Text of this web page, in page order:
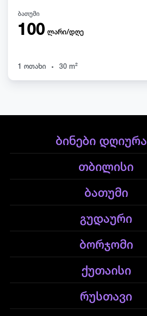
ბათუმი
100 ლარი/დღე
1 ოთახი . 30 m²
ბინები
თბილისი
ბათუმი
გუდაური
ბორჯომი
ქუთაისი
რუსთავი